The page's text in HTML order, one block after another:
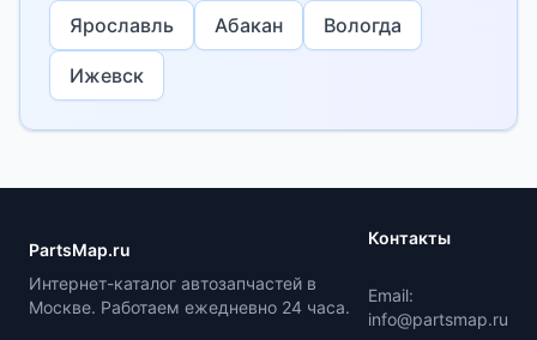
Ярославль Абакан Вологда
Ижевск
PartsMap.ru
Интернет-каталог автозапчастей в
Москве. Работаем ежедневно 24 часа.
Контакты
Email:
info@partsmap.ru